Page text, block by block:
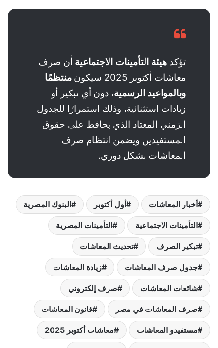
تؤكد هيئة التأمينات الاجتماعية أن صرف
معاشات أكتوبر 2025 سيكون
منتظمًا
وبالمواعيد الرسمية، دون أي تبكير أو
زيادات استثنائية، وذلك استمرارًا للجدول
الزمني المعتاد الذي يحافظ على حقوق
المستفيدين ويضمن انتظام صرف
المعاشات بشكل دوري.
أخبار المعاشات أول أكتوبر البنوك المصرية
التأمينات الاجتماعية التأمينات المصرية
تبكير الصرف تحديث المعاشات
جدول صرف المعاشات زيادة المعاشات
شائعات المعاشات صرف إلكتروني
صرف المعاشات في مصر قانون المعاشات
مستفيدو المعاشات معاشات أكتوبر 2025